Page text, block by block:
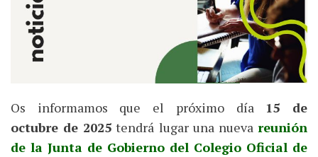
Os informamos que el próximo día 15 de
octubre de 2025 tendrá lugar una nueva reunión
de la Junta de Gobierno del Colegio Oficial de